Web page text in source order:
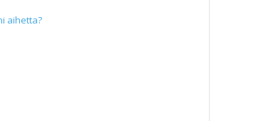
aihetta?